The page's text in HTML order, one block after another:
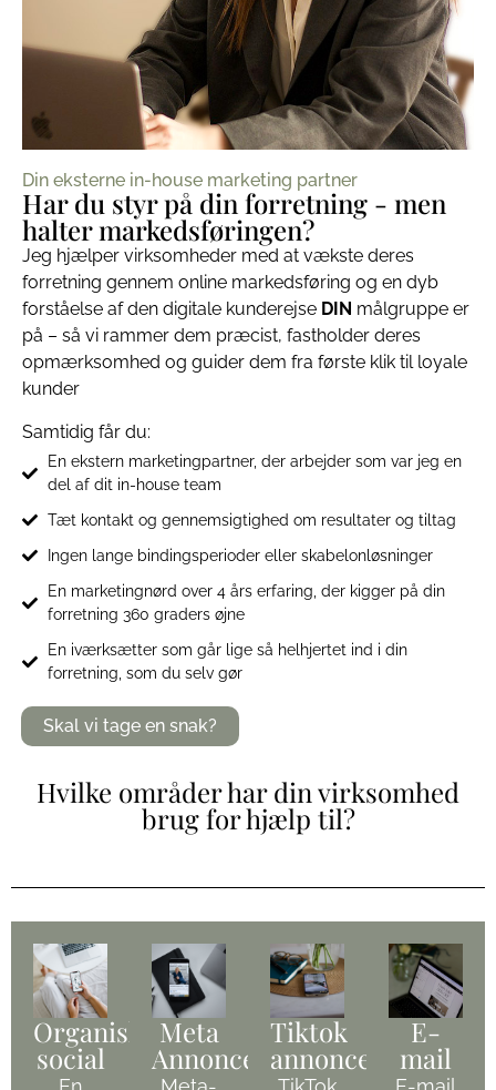
Din eksterne in-house marketing partner
Har du styr på din forretning - men
halter markedsføringen?
Jeg hjælper virksomheder med at vækste deres
forretning gennem online markedsføring og en dyb
forståelse af den digitale kunderejse DIN målgruppe er
på – så vi rammer dem præcist, fastholder deres
opmærksomhed og guider dem fra første klik til loyale
kunder
Samtidig får du:
En ekstern marketingpartner, der arbejder som var jeg en
del af dit in-house team
Tæt kontakt og gennemsigtighed om resultater og tiltag
Ingen lange bindingsperioder eller skabelonløsninger
En marketingnørd over 4 års erfaring, der kigger på din
forretning 360 graders øjne
En iværksætter som går lige så helhjertet ind i din
forretning, som du selv gør
Skal vi tage en snak?
Hvilke områder har din virksomhed
brug for hjælp til?
Organisk
social
Meta
Annoncering
Tiktok
annoncering
E-
mail